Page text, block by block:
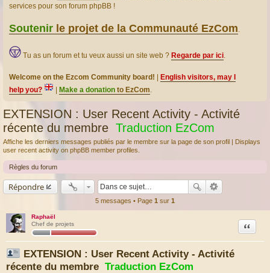
services pour son forum phpBB !
Soutenir le projet de la Communauté EzCom.
Tu as un forum et tu veux aussi un site web ? Regarde par ici.
Welcome on the Ezcom Community board!
English visitors, may I
help you?
Make a donation to EzCom.
EXTENSION : User Recent Activity - Activité
récente du membre Traduction EzCom
Affiche les derniers messages publiés par le membre sur la page de son profil | Displays
user recent activity on phpBB member profiles.
Règles du forum
Répondre
5 messages • Page 1 sur 1
Raphaël
Chef de projets
EXTENSION : User Recent Activity - Activité
récente du membre Traduction EzCom
Citation